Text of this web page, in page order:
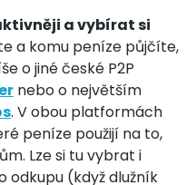
a vybírat si
a komu peníze půjčíte,
o jiné české P2P
nebo o největším
. V obou platformách
peníze použijí na to,
Lze si tu vybrat i
odkupu (když dlužník